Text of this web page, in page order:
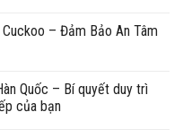
– Đảm Bảo An Tâm
Quốc – Bí quyết duy trì
của bạn